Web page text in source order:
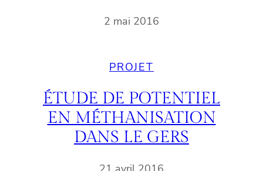
2 mai 2016
PROJET
ÉTUDE DE POTENTIEL
EN MÉTHANISATION
DANS LE GERS